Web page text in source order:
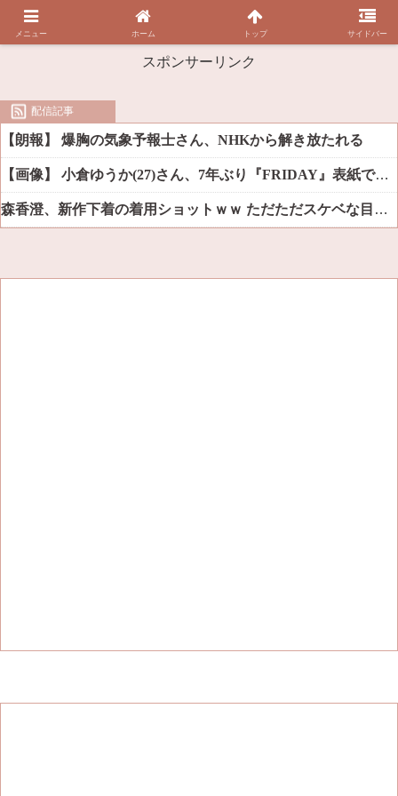
スポンサーリンク
配信記事
【朗報】 爆胸の気象予報士さん、NHKから解き放たれる
【画像】 小倉ゆうか(27)さん、7年ぶり『FRIDAY』表紙で神ボディ大解放
森香澄、新作下着の着用ショットｗｗ ただただスケベな目でしか見れんだろ！！
メニュー ホーム トップ サイドバー